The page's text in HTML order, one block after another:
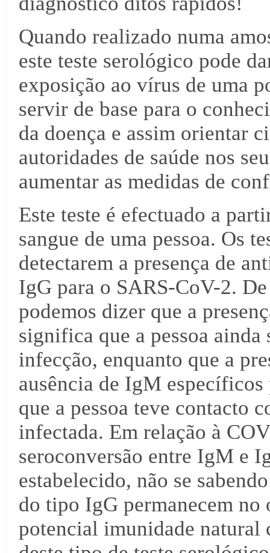
Quando realizado numa
este teste serológico pode
exposição ao vírus de uma
servir de base para o
da doença e assim orientar
autoridades de saúde nos
aumentar as medidas de
Este teste é efectuado a
sangue de uma pessoa. Os
detectarem a presença de
IgG para o SARS-CoV-2.
podemos dizer que a
significa que a pessoa ainda
infecção, enquanto que a
ausência de IgM
que a pessoa teve contacto
infectada. Em relação à
seroconversão entre IgM e
estabelecido, não se
do tipo IgG permanecem no
potencial imunidade natural